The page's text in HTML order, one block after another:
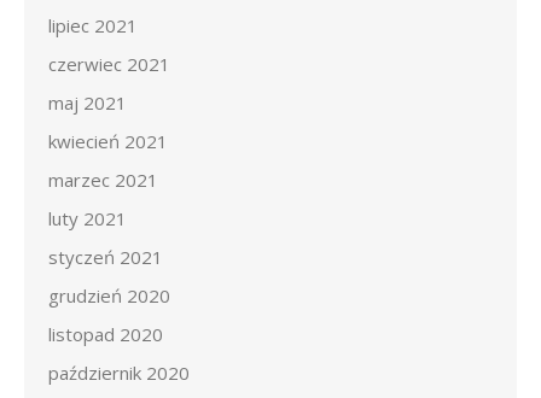
lipiec 2021
czerwiec 2021
maj 2021
kwiecień 2021
marzec 2021
luty 2021
styczeń 2021
grudzień 2020
listopad 2020
październik 2020